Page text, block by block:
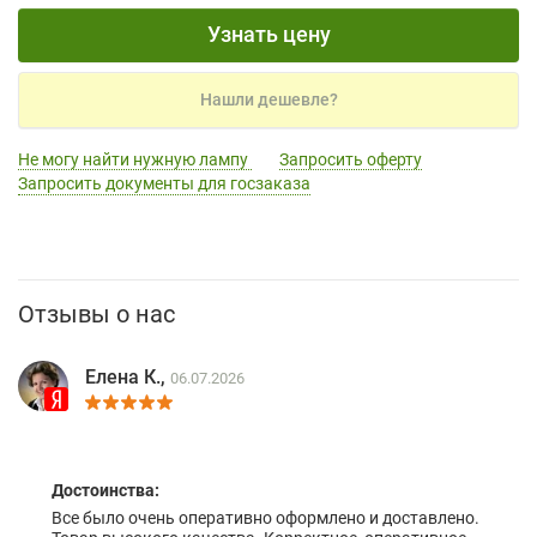
Узнать цену
Нашли дешевле?
Не могу найти нужную лампу
Запросить оферту
Запросить документы для госзаказа
Отзывы о нас
Елена К., 06.07.2026
Достоинства:
Все было очень оперативно оформлено и доставлено.